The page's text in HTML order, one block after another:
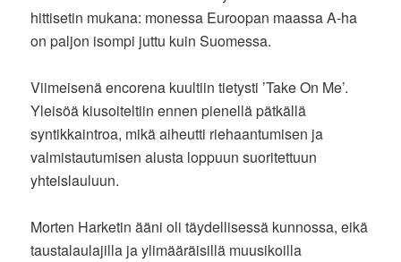
hittisetin mukana: monessa Euroopan maassa A-ha
on paljon isompi juttu kuin Suomessa.
Viimeisenä encorena kuultiin tietysti ’Take On Me’.
Yleisöä kiusoiteltiin ennen pienellä pätkällä
syntikkaintroa, mikä aiheutti riehaantumisen ja
valmistautumisen alusta loppuun suoritettuun
yhteislauluun.
Morten Harketin ääni oli täydellisessä kunnossa, eikä
taustalaulajilla ja ylimääräisillä muusikoilla